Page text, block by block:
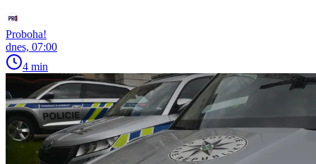
Proboha!
dnes, 07:00
4 min